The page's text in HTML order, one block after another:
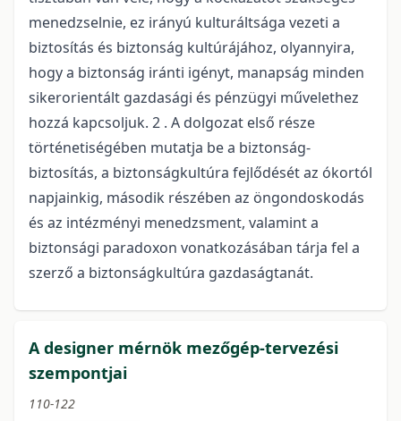
menedzselnie, ez irányú kulturáltsága vezeti a
biztosítás és biztonság kultúrájához, olyannyira,
hogy a biztonság iránti igényt, manapság minden
sikerorientált gazdasági és pénzügyi művelethez
hozzá kapcsoljuk. 2 . A dolgozat első része
történetiségében mutatja be a biztonság-
biztosítás, a biztonságkultúra fejlődését az ókortól
napjainkig, második részében az öngondoskodás
és az intézményi menedzsment, valamint a
biztonsági paradoxon vonatkozásában tárja fel a
szerző a biztonságkultúra gazdaságtanát.
A designer mérnök mezőgép-tervezési
szempontjai
110-122